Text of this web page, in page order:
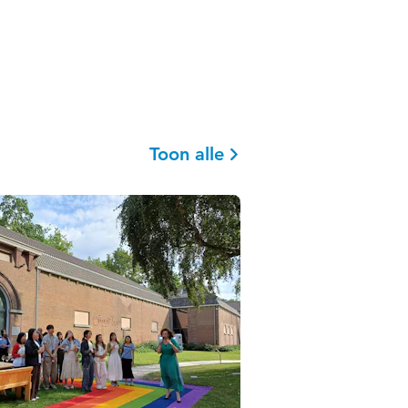
Toon alle